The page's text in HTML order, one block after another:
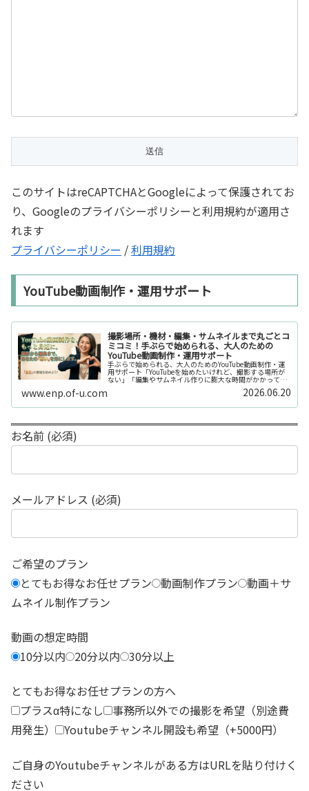
このサイトはreCAPTCHAとGoogleによって保護されてお
り、Googleのプライバシーポリシーと利用規約が適用さ
れます
プライバシーポリシー /利用規約
YouTube動画制作・運用サポート
撮影場所・機材・編集・サムネイルまで丸ごとコ
ミコミ！手ぶらで始められる、大人のための
YouTube動画制作・運用サポート
手ぶらで始められる、大人のためのYouTube動画制作・運
用サポート「YouTubeを始めたいけれど、撮影する場所が
ない」「編集やサムネイル作りに膨大な時間がかかって長
続きしない」「機材を揃えるだけで何万円もかかってしま
www.enp.of-u.com 2026.06.20
お名前 (必須)
メールアドレス (必須)
ご希望のプラン
とてもお得なお任せプラン 動画制作プラン 動画＋サ
ムネイル制作プラン
動画の想定時間
10分以内
20分以内 30分以上
とてもお得なお任せプランの方へ
プラスα特になし
事務所以外での撮影を希望（別途費
用発生）
Youtubeチャンネル開設も希望（+5000円）
ご自身のYoutubeチャンネルがある方はURLを貼り付けく
ださい